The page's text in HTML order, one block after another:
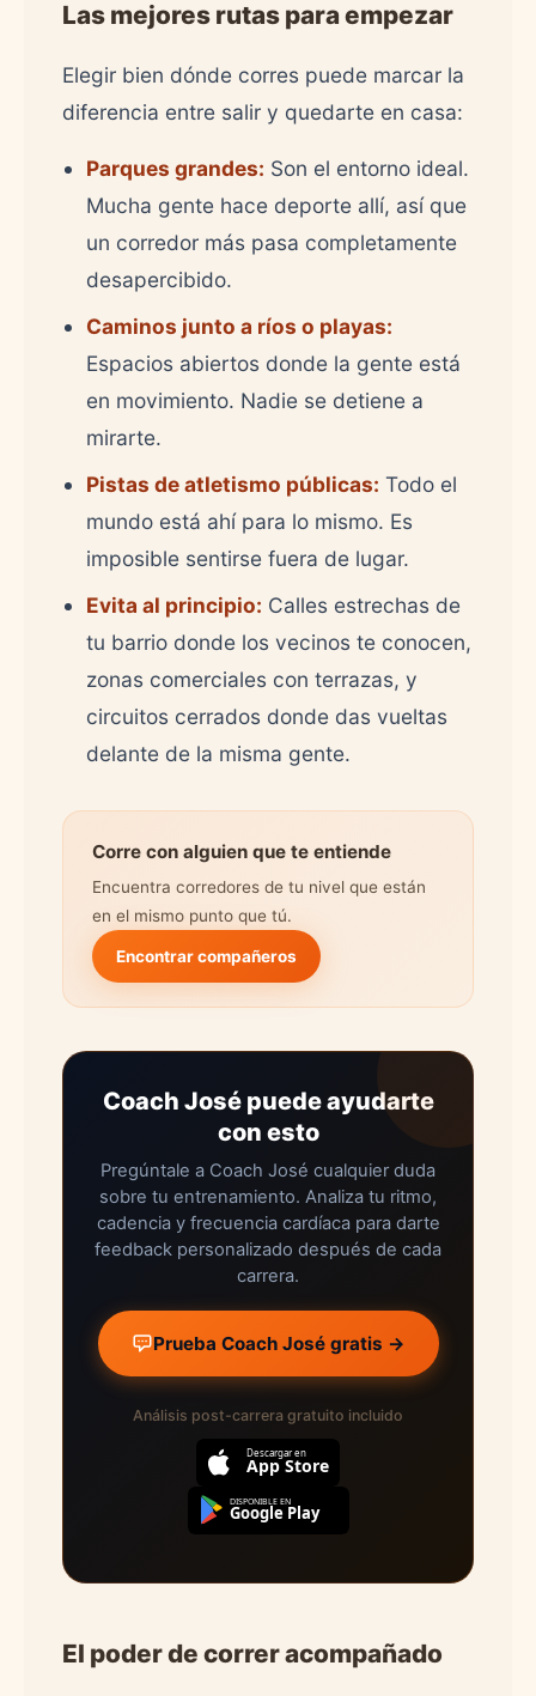
Las mejores rutas para empezar
Elegir bien dónde corres puede marcar la
diferencia entre salir y quedarte en casa:
Parques grandes: Son el entorno ideal.
Mucha gente hace deporte allí, así que
un corredor más pasa completamente
desapercibido.
Caminos junto a ríos o playas:
Espacios abiertos donde la gente está
en movimiento. Nadie se detiene a
mirarte.
Pistas de atletismo públicas: Todo el
mundo está ahí para lo mismo. Es
imposible sentirse fuera de lugar.
Evita al principio: Calles estrechas de
tu barrio donde los vecinos te conocen,
zonas comerciales con terrazas, y
circuitos cerrados donde das vueltas
delante de la misma gente.
Corre con alguien que te entiende
Encuentra corredores de tu nivel que están
en el mismo punto que tú.
Encontrar compañeros
Coach José puede ayudarte
con esto
Pregúntale a Coach José cualquier duda
sobre tu entrenamiento. Analiza tu ritmo,
cadencia y frecuencia cardíaca para darte
feedback personalizado después de cada
carrera.
Prueba Coach José gratis →
Análisis post-carrera gratuito incluido
Descargar en
App Store
DISPONIBLE EN
Google Play
El poder de correr acompañado